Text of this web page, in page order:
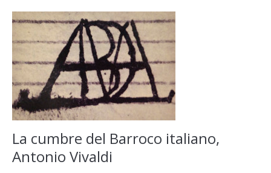
La cumbre del Barroco italiano,
Antonio Vivaldi